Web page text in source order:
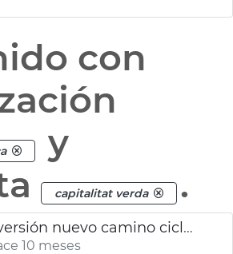
con
y
capitalitat verda .
Aumento inversión nuevo camino ciclopeatonal Jardín del Túria
10 meses